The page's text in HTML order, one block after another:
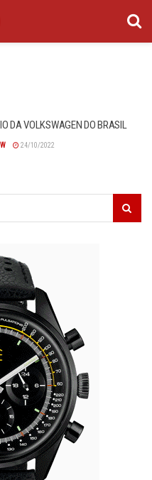
DA VOLKSWAGEN DO BRASIL
24/10/2022